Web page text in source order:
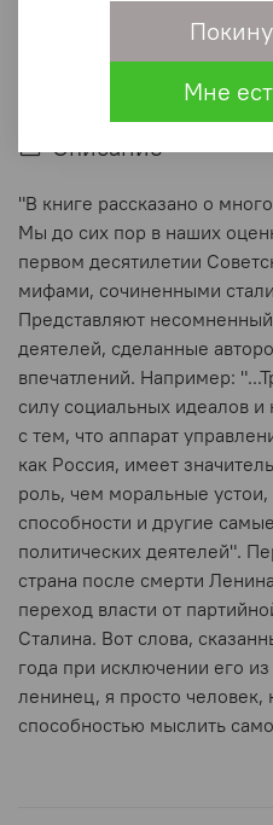
Описание
"В книге рассказано о
Мы до сих пор в наших
первом десятилетии
мифами, сочиненными
Представляют
деятелей, сделанные
впечатлений. Например:
силу социальных идеалов и
с тем, что аппарат
как Россия, имеет
роль, чем моральные
способности и другие
политических деятелей".
страна после смерти
переход власти от
Сталина. Вот слова,
года при исключении его
ленинец, я просто человек,
способностью мыслить
Мне